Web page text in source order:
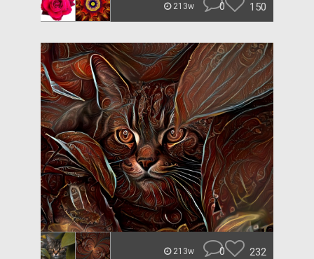
213w 0 150
213w 0 232